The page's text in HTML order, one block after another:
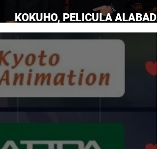
KOKUHO, PELICULA
POR TOM CRUISE